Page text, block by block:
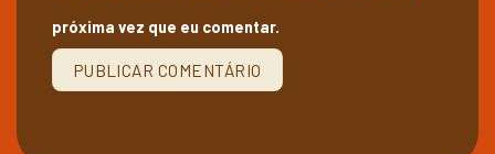
próxima vez que eu comentar.